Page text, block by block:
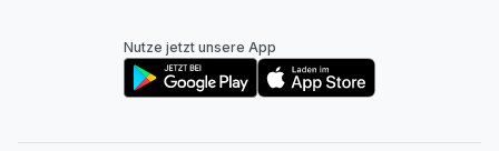
Nutze jetzt unsere App